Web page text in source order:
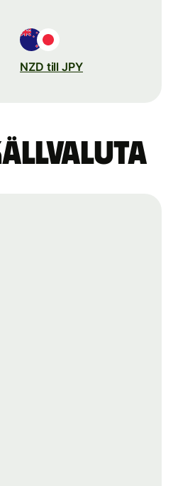
NZD till JPY